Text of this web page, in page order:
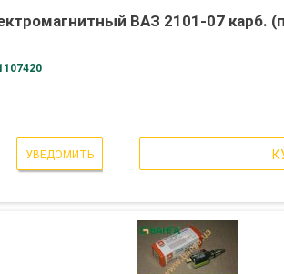
ВАЗ 2101-07 карб.
УВЕДОМИТЬ